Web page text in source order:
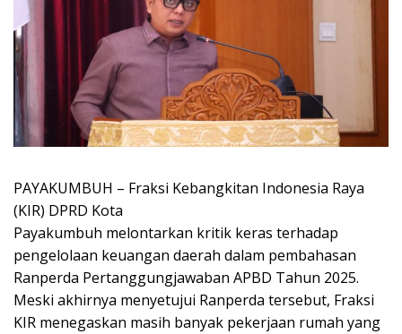
PAYAKUMBUH – Fraksi Kebangkitan Indonesia Raya
(KIR) DPRD Kota
Payakumbuh melontarkan kritik keras terhadap
pengelolaan keuangan daerah dalam pembahasan
Ranperda Pertanggungjawaban APBD Tahun 2025.
Meski akhirnya menyetujui Ranperda tersebut, Fraksi
KIR menegaskan masih banyak pekerjaan rumah yang